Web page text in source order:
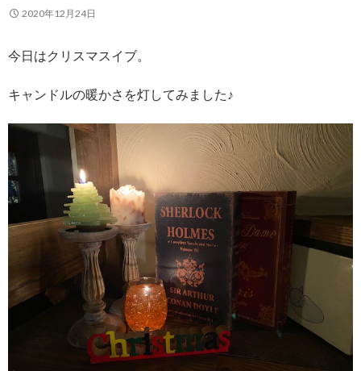
2020年12月24日
今日はクリスマスイブ。
キャンドルの暖かさを灯してみました♪